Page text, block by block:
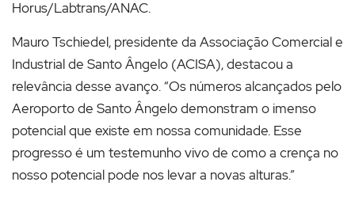
Horus/Labtrans/ANAC.
Mauro Tschiedel, presidente da Associação Comercial e
Industrial de Santo Ângelo (ACISA), destacou a
relevância desse avanço. “Os números alcançados pelo
Aeroporto de Santo Ângelo demonstram o imenso
potencial que existe em nossa comunidade. Esse
progresso é um testemunho vivo de como a crença no
nosso potencial pode nos levar a novas alturas.”